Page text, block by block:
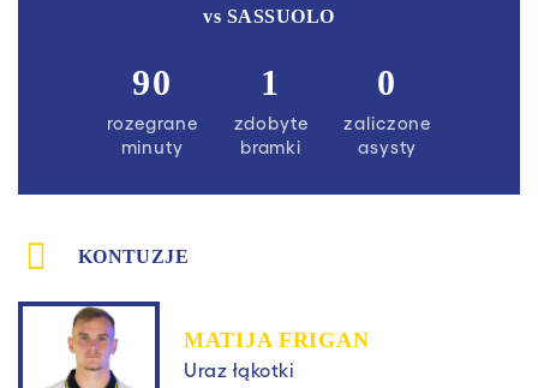
vs SASSUOLO
90
rozegrane
minuty
1
zdobyte
bramki
0
zaliczone
asysty
KONTUZJE
MATIJA FRIGAN
Uraz łąkotki